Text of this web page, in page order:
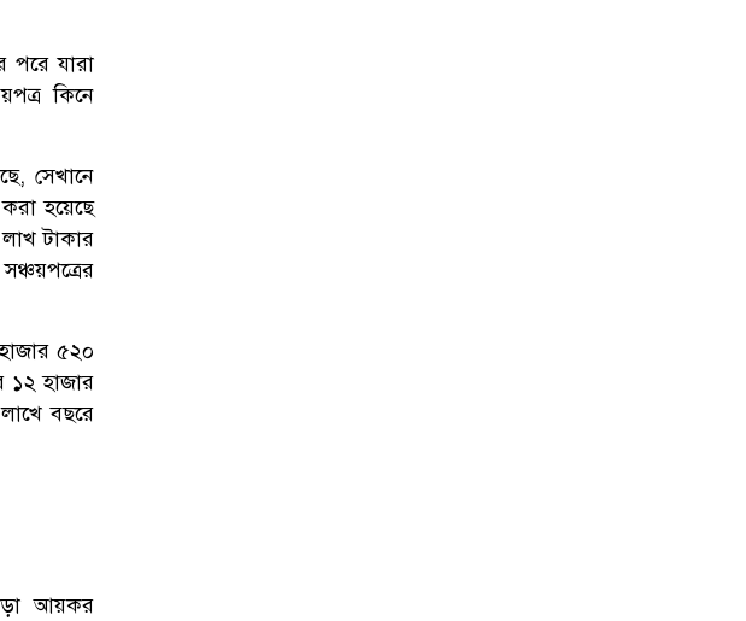
পরে যারা
কিনে
সেখানে
হয়েছে
টাকার
৫২০
১২ হাজার
বছরে
আয়কর